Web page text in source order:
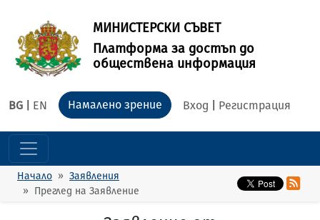
МИНИСТЕРСКИ СЪВЕТ
Платформа за достъп до
обществена информация
BG EN Вход Регистрация
Намалено зрение
Начало
Заявления
Преглед на Заявление